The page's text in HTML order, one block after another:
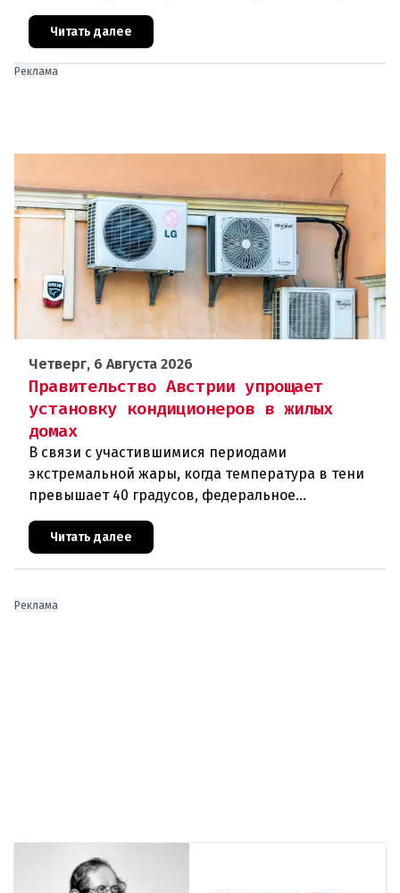
сотрудникам посольства и работникам
международных организаций, которые
Читать далее
Реклама
Четверг, 6 Августа 2026
Правительство Австрии упрощает
установку кондиционеров в жилых
домах
В связи с участившимися периодами
экстремальной жары, когда температура в тени
превышает 40 градусов, федеральное
правительство Австрии взялось за решение
проблемы перегрева жилых помещений. В среду н
Читать далее
Реклама